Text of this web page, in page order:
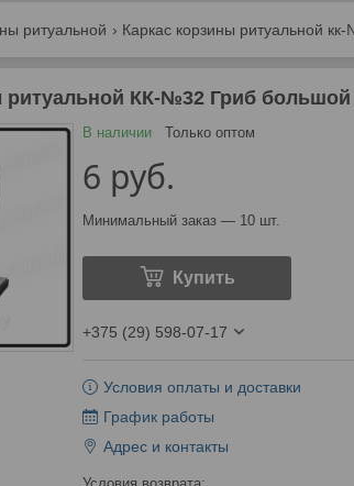
ритуальной Каркас корзины ритуальной
ритуальной КК-№32 Гриб
В наличии Только оптом
6 руб.
Минимальный заказ — 10 шт.
Купить
+375 (29) 598-07-17
Условия оплаты и доставки
График работы
Адрес и контакты